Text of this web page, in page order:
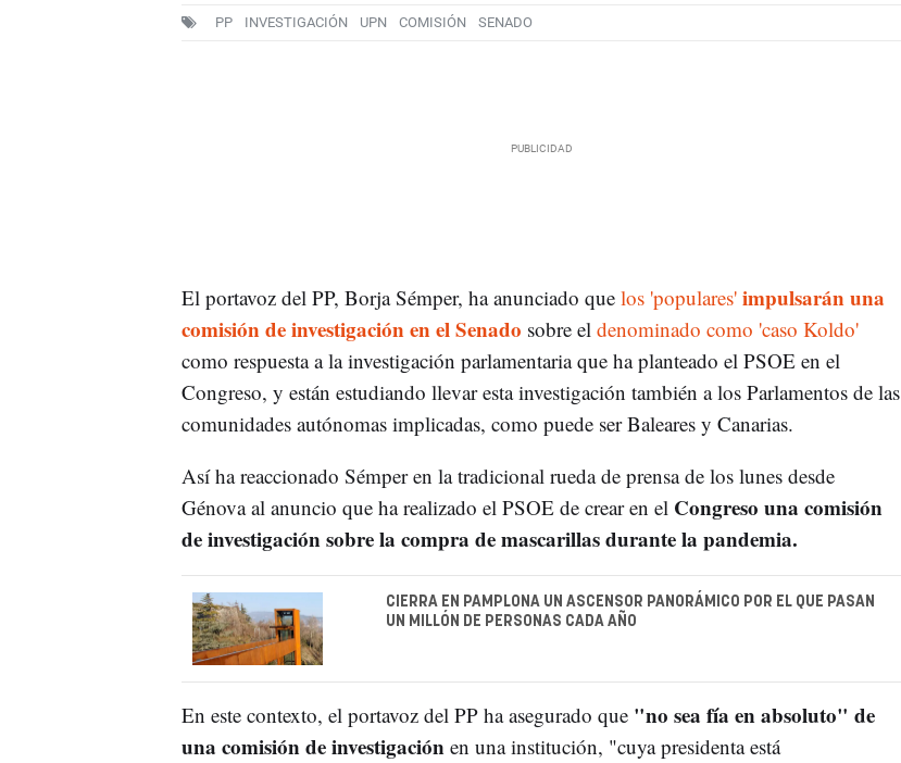
PP INVESTIGACIÓN UPN COMISIÓN SENADO
El portavoz del PP, Borja Sémper, ha anunciado quelos 'populares' impulsarán una
comisión de investigación en el Senado sobre el denominado como 'caso Koldo'
como respuesta a la investigación parlamentaria que ha planteado el PSOE en el
Congreso, y están estudiando llevar esta investigación también a los Parlamentos de las
comunidades autónomas implicadas, como puede ser Baleares y Canarias.
Así ha reaccionado Sémper en la tradicional rueda de prensa de los lunes desde
Génova al anuncio que ha realizado el PSOE de crear en el Congreso una comisión
de investigación sobre la compra de mascarillas durante la pandemia.
CIERRA EN PAMPLONA UN ASCENSOR PANORÁMICO POR EL QUE PASAN
UN MILLÓN DE PERSONAS CADA AÑO
En este contexto, el portavoz del PP ha asegurado que"no sea fía en absoluto" de
una comisión de investigaciónen una institución, "cuya presidenta está